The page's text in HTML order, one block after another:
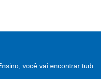
você vai encontrar